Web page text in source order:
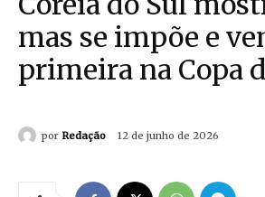
mas se impõe e
primeira na Copa
por Redação 12 de junho de 2026